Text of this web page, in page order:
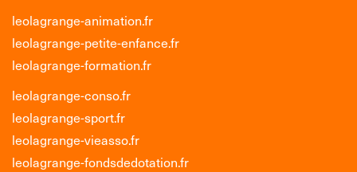
leolagrange-animation.fr
leolagrange-petite-enfance.fr
leolagrange-formation.fr
leolagrange-conso.fr
leolagrange-sport.fr
leolagrange-vieasso.fr
leolagrange-fondsdedotation.fr